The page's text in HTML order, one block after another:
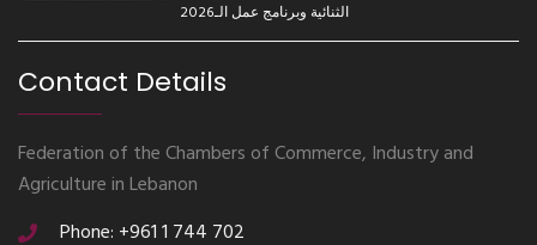
الثنائية وبرنامج عمل الـ2026
Contact Details
Federation of the Chambers of Commerce, Industry and
Agriculture in Lebanon
Phone: +961 1 744 702